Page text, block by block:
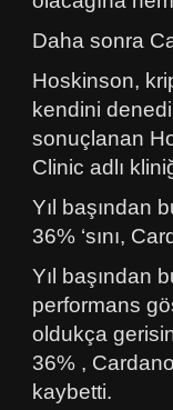
Daha sonra
Hoskinson,
kendini
sonuçlanan
Clinic adlı
Yıl başından
36% ‘sını,
Yıl başından
performans
oldukça
36% ,
kaybetti.